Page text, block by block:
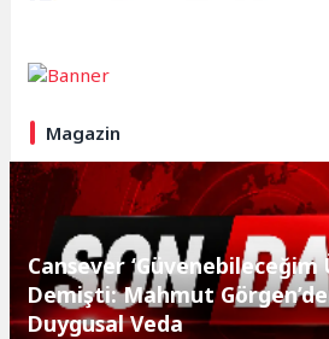
Magazin
Cansever ‘Güvenebileceğim
Demişti: Mahmut
Duygusal Veda